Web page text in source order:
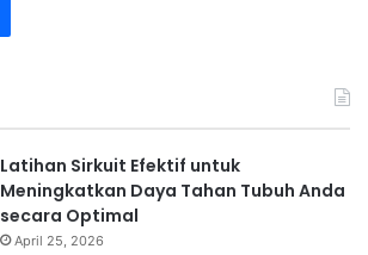
Latihan Sirkuit Efektif untuk
Meningkatkan Daya Tahan Tubuh Anda
secara Optimal
April 25, 2026